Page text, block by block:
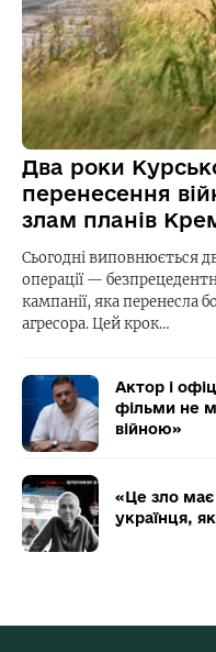
Два роки
перенесення
злам планів
Сьогодні виповнюється
операції —
кампанії, яка перенесла
агресора. Цей крок…
Актор і
фільми не
війною»
«Це зло має
українця,